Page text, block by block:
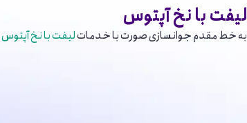
لیفت با نخ آپتوس
به خط مقدم جوانسازی صورت با خدماتلیفت با نخ آپتوس